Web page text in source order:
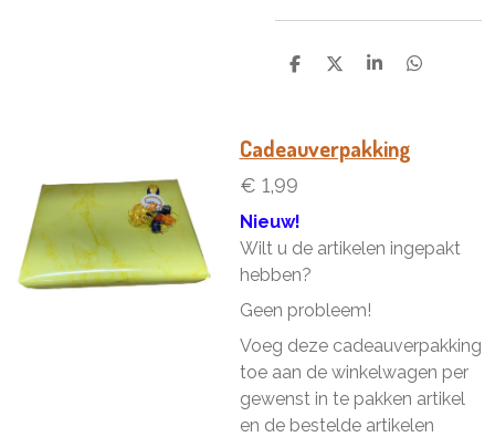
D
D
S
e
D
Cadeauverpakking
€ 1,99
Nieuw!
Wilt u de artikelen ingepakt
hebben?
Geen probleem!
Voeg deze cadeauverpakking
toe aan de winkelwagen per
gewenst in te pakken artikel
en de bestelde artikelen